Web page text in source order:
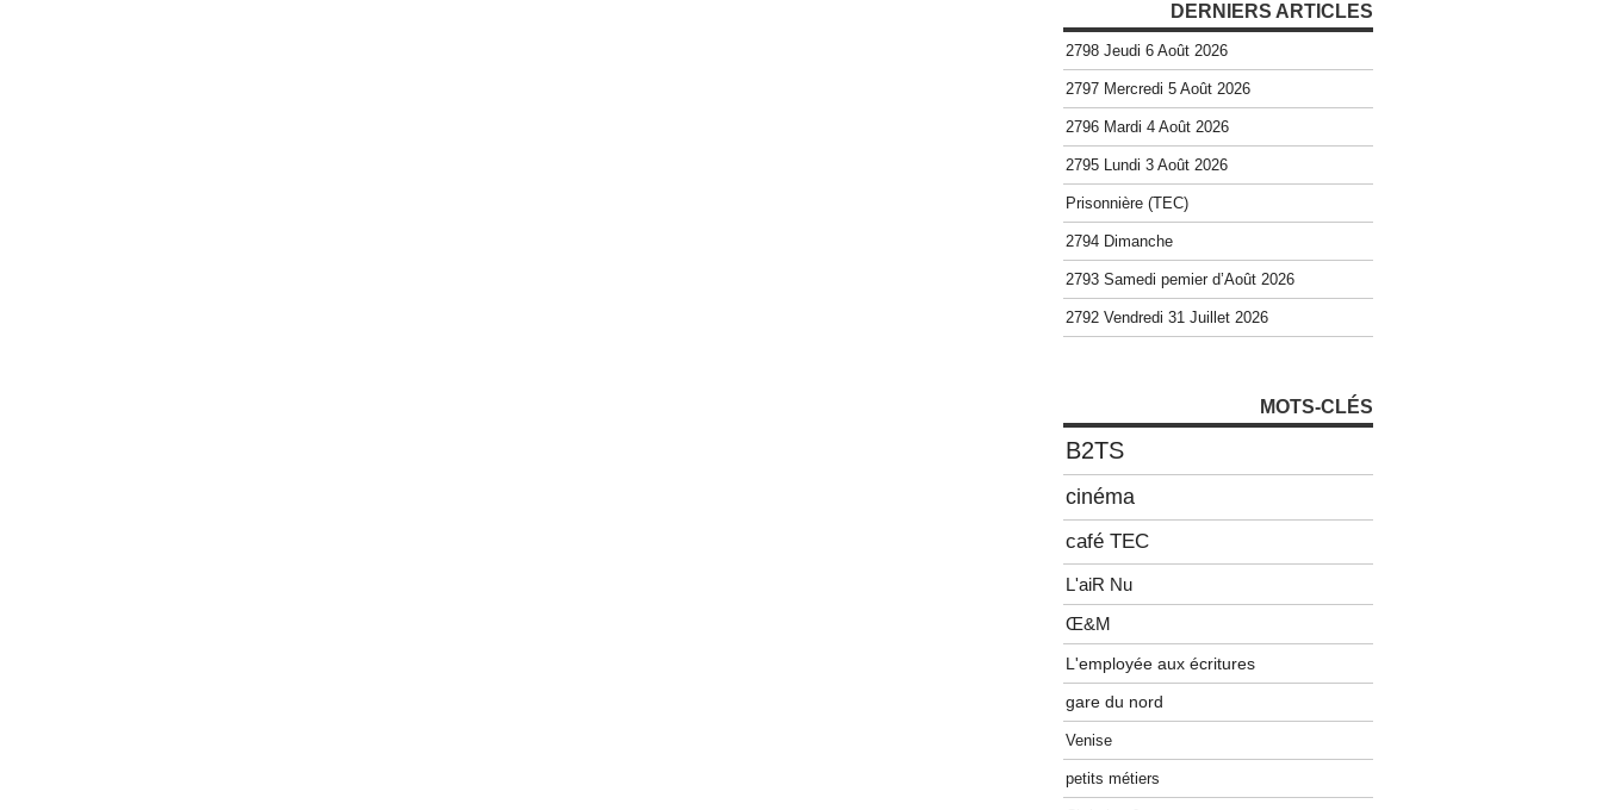
DERNIERS ARTICLES
2798 Jeudi 6 Août 2026
2797 Mercredi 5 Août 2026
2796 Mardi 4 Août 2026
2795 Lundi 3 Août 2026
Prisonnière (TEC)
2794 Dimanche
2793 Samedi pemier d’Août 2026
2792 Vendredi 31 Juillet 2026
MOTS-CLÉS
B2TS
cinéma
café TEC
L'aiR Nu
Œ&M
L'employée aux écritures
gare du nord
Venise
petits métiers